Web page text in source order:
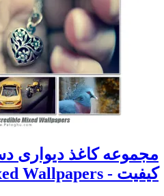
مجموعه کاغذ دیواری
کیفیت - Incredible Mixed Wallpapers